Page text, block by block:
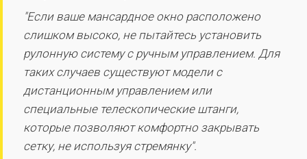
"Если ваше мансардное окно расположено
слишком высоко, не пытайтесь установить
рулонную систему с ручным управлением. Для
таких случаев существуют модели с
дистанционным управлением или
специальные телескопические штанги,
которые позволяют комфортно закрывать
сетку, не используя стремянку".